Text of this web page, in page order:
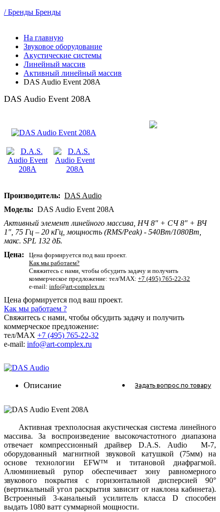
/ Бренды Бренды
На главную
Звуковое оборудование
Акустические системы
Линейный массив
Активный линейный массив
DAS Audio Event 208A
DAS Audio Event 208A
Производитель: DAS Audio
Модель: DAS Audio Event 208A
Активный элемент линейного массива, НЧ 8" + СЧ 8" + ВЧ
1", 75 Гц – 20 кГц, мощность (RMS/Peak) - 540Вт/1080Вт,
макс. SPL 132 дБ.
Цена:
Цена формируется под ваш проект.
Как мы работаем?
Свяжитесь с нами, чтобы обсудить задачу и получить
коммерческое предложение: тел/MAX: +7 (495) 765-22-32
e-mail: info@art-complex.ru
Цена формируется под ваш проект.
Как мы работаем ?
Свяжитесь с нами, чтобы обсудить задачу и получить
коммерческое предложение:
тел/MAX +7 (495) 765-22-32
e-mail: info@art-complex.ru
Описание Задать вопрос по товару
Активная трехполосная акустическая система линейного
массива. За воспроизведение высокочастотного диапазона
отвечает компрессионный драйвер D.A.S. Audio M-7,
оборудованный магнитной звуковой катушкой (75мм) на
основе технологии EFW™ и титановой диафрагмой.
Алюминиевый рупор обеспечивает зону равномерного
звукового покрытия с горизонтальной дисперсией 90°
(вертикальный угол раскрытия зависит от наклона кабинета).
Встроенный 3-канальный усилитель класса D способен
выдать 1080 ватт суммарной мощности.